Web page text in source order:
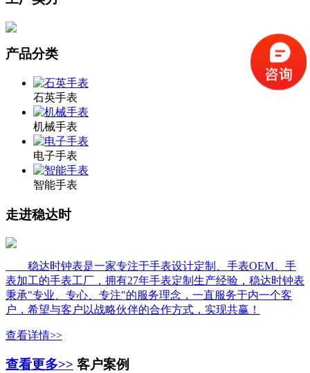
产品分类
石英手表
机械手表
电子手表
智能手表
走进稳达时
稳达时钟表是一家专注于手表设计定制、手表OEM、手
表加工的手表工厂，拥有27年手表定制生产经验，稳达时钟表
秉承"专业、专心、专注"的服务理念，一直服务于内一个客
户，希望与客户以战略伙伴的合作方式，实现共赢！
查看详情>>
查看更多>> 客户案例